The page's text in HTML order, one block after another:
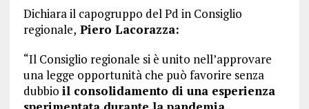
Dichiara il capogruppo del Pd in Consiglio
regionale, Piero Lacorazza:
“Il Consiglio regionale si è unito nell’approvare
una legge opportunità che può favorire senza
dubbio il consolidamento di una esperienza